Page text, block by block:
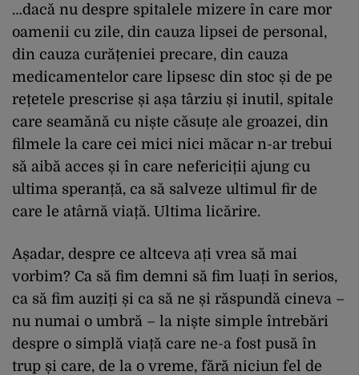
…dacă nu despre spitalele mizere în care mor
oamenii cu zile, din cauza lipsei de personal,
din cauza curățeniei precare, din cauza
medicamentelor care lipsesc din stoc și de pe
rețetele prescrise și așa târziu și inutil, spitale
care seamănă cu niște căsuțe ale groazei, din
filmele la care cei mici nici măcar n-ar trebui
să aibă acces și în care nefericiții ajung cu
ultima speranță, ca să salveze ultimul fir de
care le atârnă viață. Ultima licărire.
Așadar, despre ce altceva ați vrea să mai
vorbim? Ca să fim demni să fim luați în serios,
ca să fim auziți și ca să ne și răspundă cineva –
nu numai o umbră – la niște simple întrebări
despre o simplă viață care ne-a fost pusă în
trup și care, de la o vreme, fără niciun fel de